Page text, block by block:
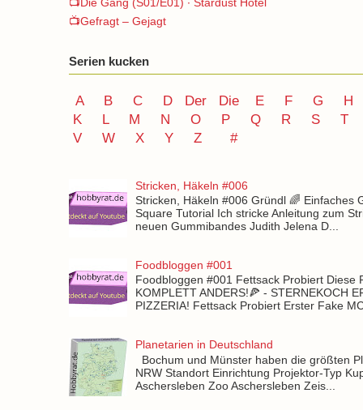
📺Die Gäng (S01/E01) ∙ Stardust Hotel
📺Gefragt – Gejagt
Serien kucken
A B C D Der Die E F G
H
K
L M N O P Q R S
T
V
W X Y Z #
Stricken, Häkeln #006
Stricken, Häkeln #006 Gründl 🌈 Einfaches
Square Tutorial Ich stricke Anleitung zum
neuen Gummibandes Judith Jelena D...
Foodbloggen #001
Foodbloggen #001 Fettsack Probiert Diese
KOMPLETT ANDERS!🍕 - STERNEKOCH
PIZZERIA! Fettsack Probiert Erster Fake
Planetarien in Deutschland
Bochum und Münster haben die größten
NRW Standort Einrichtung Projektor-Typ
Aschersleben Zoo Aschersleben Zeis...